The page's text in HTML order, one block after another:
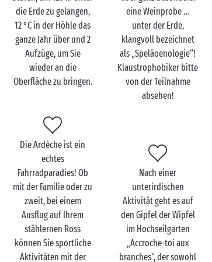
Den Grand Site Aven
d'Orgnac mit der ganzen
Familie entdecken
Wie ein Tag mit der Familie
in der Höhle Aven
d'Orgnac aussieht? Nun, in jedem Fall sind hier jede
Menge toller Entdeckungen, Spaß und Austausch
speziell für sie konzipierten Tagesprogramm auf eine
faszinierende Reise in die Zeit der Urgeschichte.
Besuche der Höhle und der
Cité de la Préhistoire
Workshops, Animationen und Schatzsuchen erwarten
Sie. So macht Lernen richtig viel Spaß!
Ihre kleinen Energiebündel haben nach diesem
umfangreichen Tagesprogramm immer noch nicht
genug? Bei einer Runde Toben imSchwimmbaddes
Campings oder auf dem Spielplatz können Ihre
Kleinen all die Energie, die ihnen noch bleibt,
die Erde zu gelangen,
12 °C in der Höhle das
ganze Jahr über und 2
Aufzüge, um Sie
wieder an die
Oberfläche zu bringen.
eine Weinprobe …
unter der Erde,
klangvoll bezeichnet
als „Speläoenologie“!
Klaustrophobiker bitte
von der Teilnahme
absehen!
Die Ardèche ist ein
echtes
Fahrradparadies! Ob
mit der Familie oder zu
zweit, bei einem
Ausflug auf Ihrem
stählernen Ross
können Sie sportliche
Aktivitäten mit der
Nach einer
unterirdischen
Aktivität geht es auf
den Gipfel der Wipfel
im Hochseilgarten
„Accroche-toi aux
branches“, der sowohl